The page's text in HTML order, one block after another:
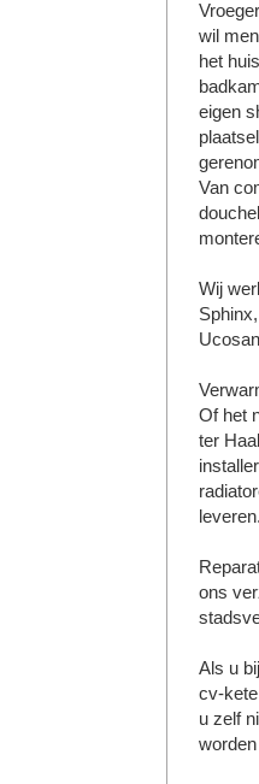
wil
het
eigen
Van
Wij
Of het
ter
ons
Als u
cv-
u zelf